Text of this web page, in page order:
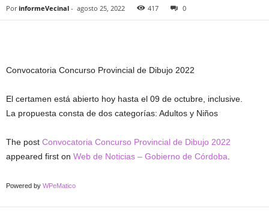
Por informeVecinal - agosto 25, 2022 417 0
Convocatoria Concurso Provincial de Dibujo 2022
El certamen está abierto hoy hasta el 09 de octubre, inclusive.
La propuesta consta de dos categorías: Adultos y Niños
The post Convocatoria Concurso Provincial de Dibujo 2022
appeared first on Web de Noticias – Gobierno de Córdoba
Powered by WPeMatico